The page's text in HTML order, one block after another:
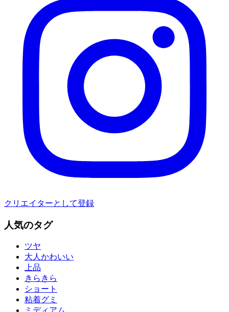
クリエイターとして登録
人気のタグ
ツヤ
大人かわいい
上品
きらきら
ショート
粘着グミ